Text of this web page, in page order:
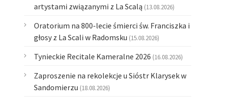
artystami związanymi z La Scalą (13.08.2026)
Oratorium na 800-lecie śmierci św. Franciszka i
głosy z La Scali w Radomsku (15.08.2026)
Tynieckie Recitale Kameralne 2026 (16.08.2026)
Zaproszenie na rekolekcje u Sióstr Klarysek w
Sandomierzu (18.08.2026)